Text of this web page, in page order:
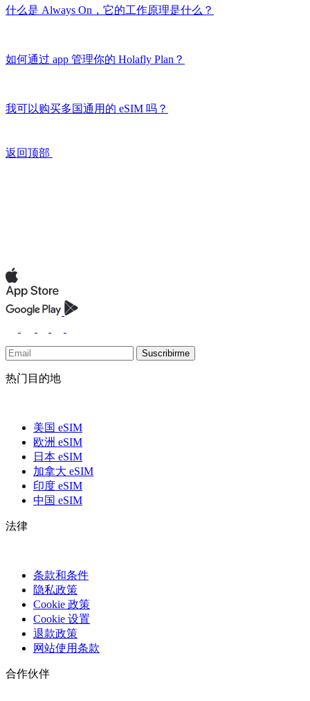
什么是 Always On，它的工作原理是什么？
如何通过 app 管理你的 Holafly Plan？
我可以购买多国通用的 eSIM 吗？
返回顶部
Suscribirme
热门目的地
美国 eSIM
欧洲 eSIM
日本 eSIM
加拿大 eSIM
印度 eSIM
中国 eSIM
法律
条款和条件
隐私政策
Cookie 政策
Cookie 设置
退款政策
网站使用条款
合作伙伴